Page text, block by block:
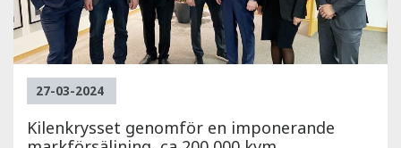
27-03-2024
Kilenkrysset genomför en imponerande